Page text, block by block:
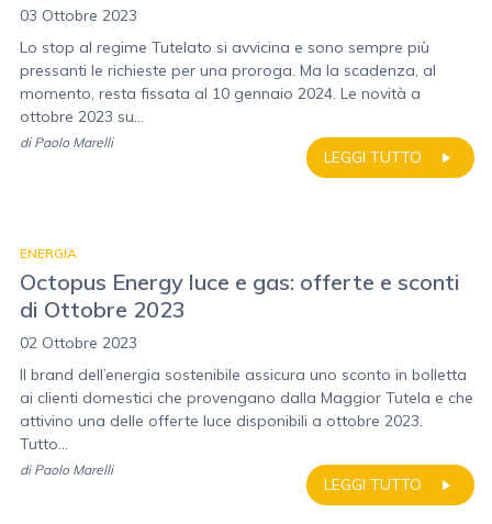
03 Ottobre 2023
Lo stop al regime Tutelato si avvicina e sono sempre più
pressanti le richieste per una proroga. Ma la scadenza, al
momento, resta fissata al 10 gennaio 2024. Le novità a
ottobre 2023 su...
LEGGI TUTTO
di Paolo Marelli
ENERGIA
Octopus Energy luce e gas: offerte e sconti
di Ottobre 2023
02 Ottobre 2023
Il brand dell’energia sostenibile assicura uno sconto in bolletta
ai clienti domestici che provengano dalla Maggior Tutela e che
attivino una delle offerte luce disponibili a ottobre 2023.
Tutto...
LEGGI TUTTO
di Paolo Marelli